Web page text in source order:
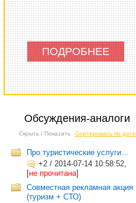
ПОДРОБНЕЕ
Обсуждения-аналоги
Скрыть / Показать Сортировать по дате
Про туристические услуги...
+2 / 2014-07-14 10:58:52,
[не прочитана]
Совместная рекламная акция
(туризм + СТО)